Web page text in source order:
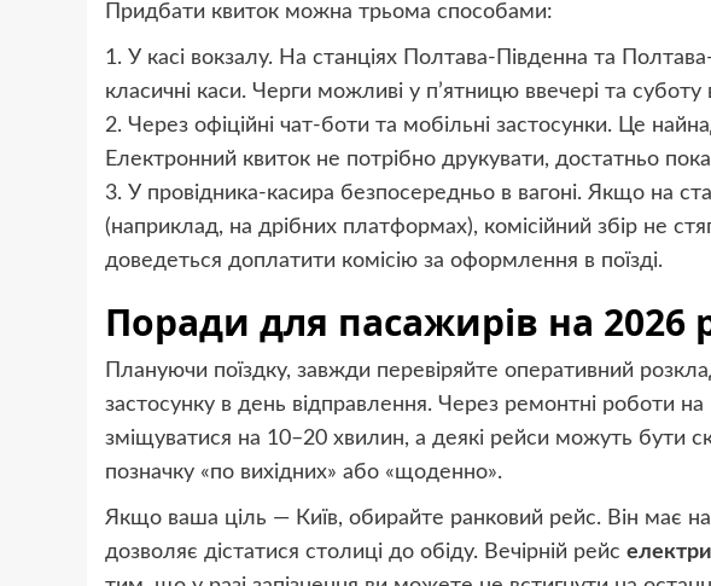
Придбати квиток можна трьома способами:
1. У касі вокзалу. На станціях Полтава-Південна та
класичні каси. Черги можливі у п’ятницю ввечері та суботу
2. Через офіційні чат-боти та мобільні застосунки. Це
Електронний квиток не потрібно друкувати, достатньо
3. У провідника-касира безпосередньо в вагоні. Якщо на
(наприклад, на дрібних платформах), комісійний збір не
доведеться доплатити комісію за оформлення в поїзді.
Поради для пасажирів на 2026
Плануючи поїздку, завжди перевіряйте оперативний
застосунку в день відправлення. Через ремонтні роботи на
зміщуватися на 10–20 хвилин, а деякі рейси можуть бути
позначку «по вихідних» або «щоденно».
Якщо ваша ціль — Київ, обирайте ранковий рейс. Він має
дозволяє дістатися столиці до обіду. Вечірній рейс